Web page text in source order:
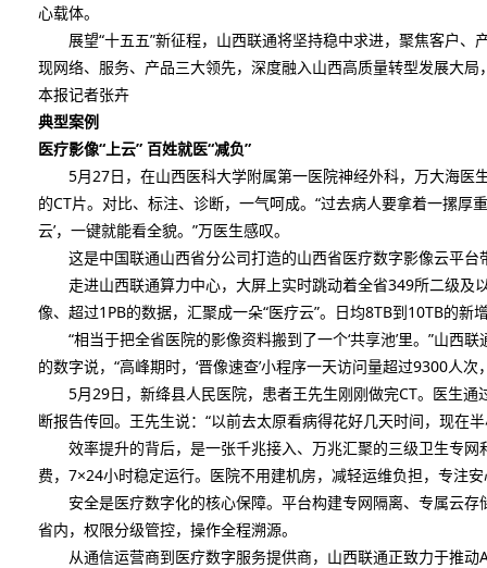
心载体。
展望“十五五”新征程，山西联通将坚持稳中求进，聚焦客户、
现网络、服务、产品三大领先，深度融入山西高质量转型发展大
本报记者张卉
典型案例
医疗影像“上云” 百姓就医“减负”
5月27日，在山西医科大学附属第一医院神经外科，万大海医
的CT片。对比、标注、诊断，一气呵成。“过去病人要拿着一摞厚
云’，一键就能看全貌。”万医生感叹。
这是中国联通山西省分公司打造的山西省医疗数字影像云平台
走进山西联通算力中心，大屏上实时跳动着全省349所二级及
像、超过1PB的数据，汇聚成一朵“医疗云”。日均8TB到10TB的新
“相当于把全省医院的影像资料搬到了一个‘共享池’里。”山西
的数字说，“高峰期时，‘晋像速查’小程序一天访问量超过9300人
5月29日，新绛县人民医院，患者王先生刚刚做完CT。医生通
断报告传回。王先生说：“以前去太原看病得花好几天时间，现在
效率提升的背后，是一张千兆接入、万兆汇聚的三级卫生专网
费，7×24小时稳定运行。医院不用建机房，减轻运维负担，专注
安全是医疗数字化的核心保障。平台构建专网隔离、专属云存
省内，权限分级管控，操作全程溯源。
从通信运营商到医疗数字服务提供商，山西联通正致力于推动